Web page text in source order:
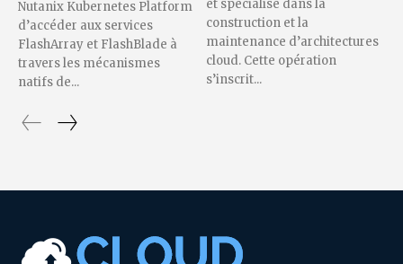
Nutanix Kubernetes Platform
d’accéder aux services
FlashArray et FlashBlade à
travers les mécanismes
natifs de...
et spécialisé dans la
construction et la
maintenance d’architectures
cloud. Cette opération
s’inscrit...